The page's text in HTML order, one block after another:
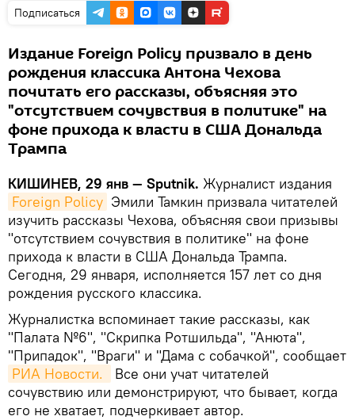
Подписаться
Издание Foreign Policy призвало в день
рождения классика Антона Чехова
почитать его рассказы, объясняя это
"отсутствием сочувствия в политике" на
фоне прихода к власти в США Дональда
Трампа
КИШИНЕВ, 29 янв — Sputnik. Журналист издания
Foreign Policy Эмили Тамкин призвала читателей
изучить рассказы Чехова, объясняя свои призывы
"отсутствием сочувствия в политике" на фоне
прихода к власти в США Дональда Трампа.
Сегодня, 29 января, исполняется 157 лет со дня
рождения русского классика.
Журналистка вспоминает такие рассказы, как
"Палата №6", "Скрипка Ротшильда", "Анюта",
"Припадок", "Враги" и "Дама с собачкой", сообщает
РИА Новости.
Все они учат читателей
сочувствию или демонстрируют, что бывает, когда
его не хватает, подчеркивает автор.